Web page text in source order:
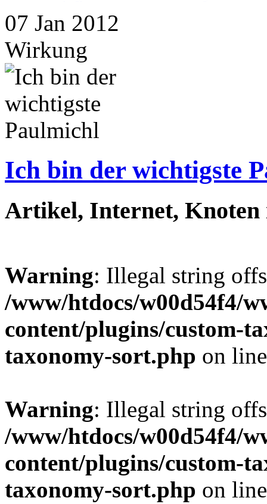
07 Jan 2012
Wirkung
Ich bin der wichtigste
Artikel, Internet, Knoten
Warning: Illegal string
/www/htdocs/w00d54f4/
content/plugins/custom-
taxonomy-sort.php on
Warning: Illegal string
/www/htdocs/w00d54f4/
content/plugins/custom-
taxonomy-sort.php on